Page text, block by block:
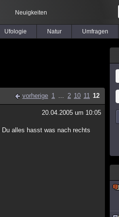
Neuigkeiten
Ufologie Natur Umfragen
vorherige 1 ... 2 10 11 12
20.04.2005 um 10:05
alles hasst was nach rechts